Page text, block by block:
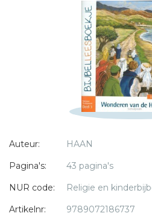
Auteur:
HAAN
Pagina's:
43 pagina's
NUR code:
Religie en
Artikelnr:
9789072186737